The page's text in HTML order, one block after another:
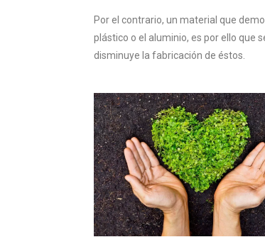
Por el contrario, un material que
plástico o el aluminio, es por ello que
disminuye la fabricación de éstos.